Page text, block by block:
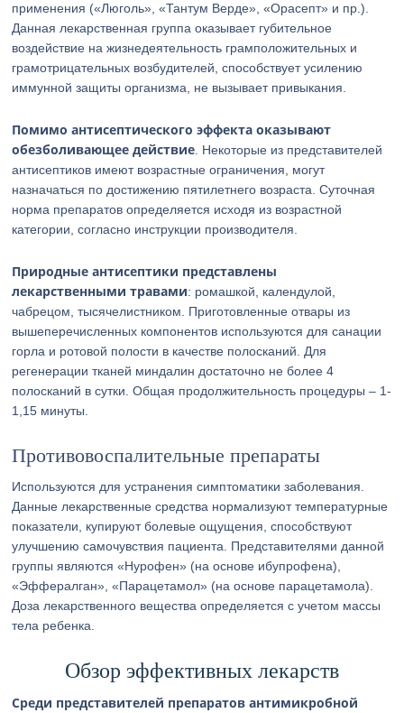
применения («Люголь», «Тантум Верде», «Орасепт» и пр.).
Данная лекарственная группа оказывает губительное
воздействие на жизнедеятельность грамположительных и
грамотрицательных возбудителей, способствует усилению
иммунной защиты организма, не вызывает привыкания.
Помимо антисептического эффекта оказывают
обезболивающее действие . Некоторые из представителей
антисептиков имеют возрастные ограничения, могут
назначаться по достижению пятилетнего возраста. Суточная
норма препаратов определяется исходя из возрастной
категории, согласно инструкции производителя.
Природные антисептики представлены
лекарственными травами: ромашкой, календулой,
чабрецом, тысячелистником. Приготовленные отвары из
вышеперечисленных компонентов используются для санации
горла и ротовой полости в качестве полосканий. Для
регенерации тканей миндалин достаточно не более 4
полосканий в сутки. Общая продолжительность процедуры – 1-
1,15 минуты.
Противовоспалительные препараты
Используются для устранения симптоматики заболевания.
Данные лекарственные средства нормализуют температурные
показатели, купируют болевые ощущения, способствуют
улучшению самочувствия пациента. Представителями данной
группы являются «Нурофен» (на основе ибупрофена),
«Эффералган», «Парацетамол» (на основе парацетамола).
Доза лекарственного вещества определяется с учетом массы
тела ребенка.
Обзор эффективных лекарств
Среди представителей препаратов антимикробной